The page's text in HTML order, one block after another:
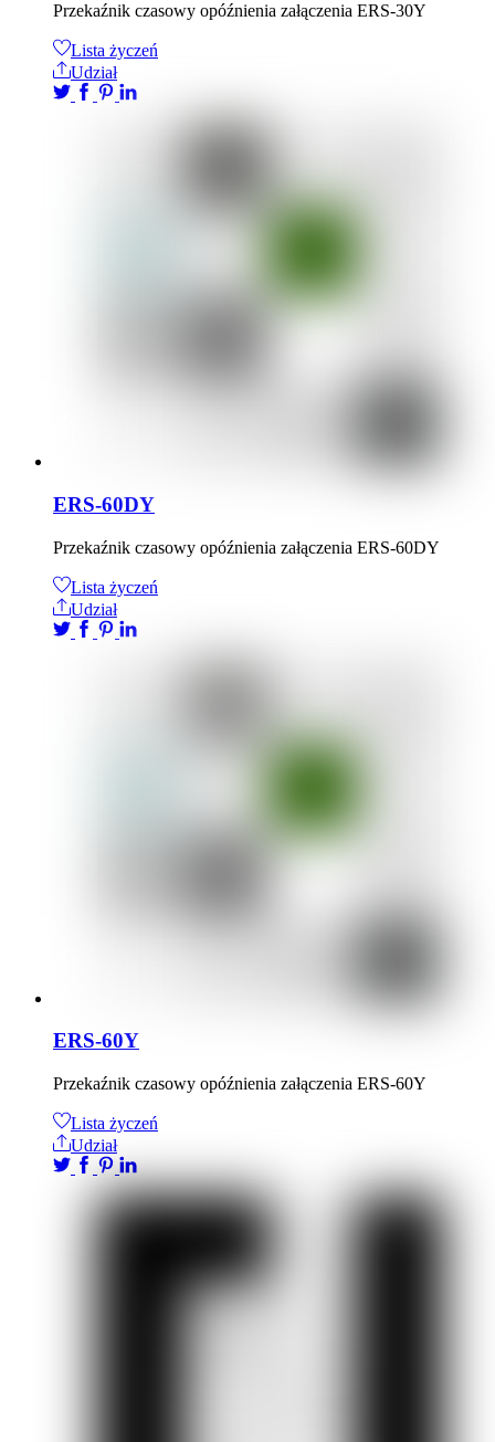
Przekaźnik czasowy opóźnienia załączenia ERS-30Y
Lista życzeń
Udział
ERS-60DY
Przekaźnik czasowy opóźnienia załączenia ERS-60DY
Lista życzeń
Udział
ERS-60Y
Przekaźnik czasowy opóźnienia załączenia ERS-60Y
Lista życzeń
Udział